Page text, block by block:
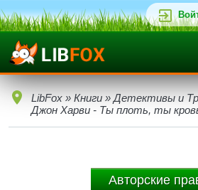
LibFox » Книги » Детективы и
Джон Харви - Ты плоть, ты
Авторские